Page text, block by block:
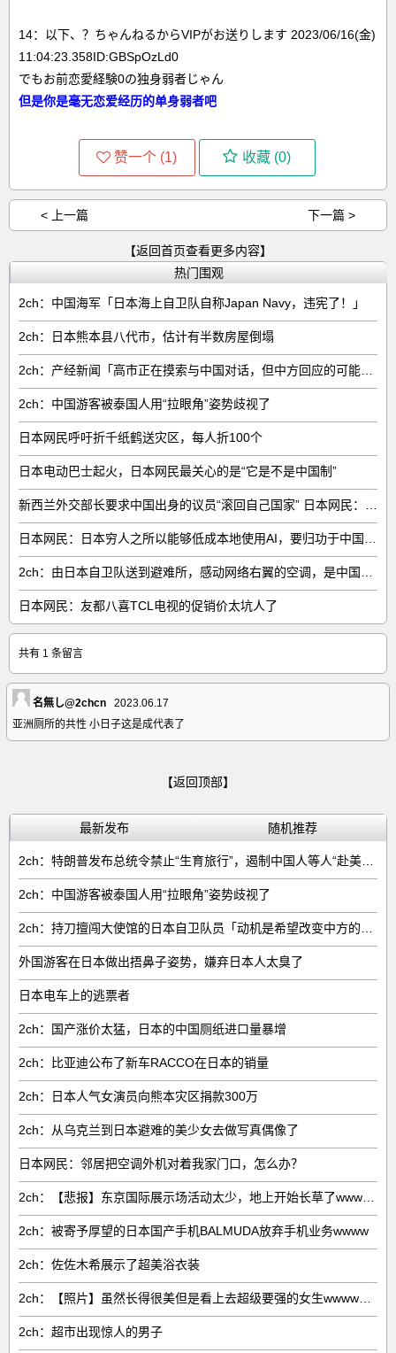
14：以下、？ちゃんねるからVIPがお送りします 2023/06/16(金)
11:04:23.358ID:GBSpOzLd0
でもお前恋愛経験0の独身弱者じゃん
但是你是毫无恋爱经历的单身弱者吧
赞一个 (1) 收藏 (0)
< 上一篇 下一篇 >
【返回首页查看更多内容】
热门围观
2ch：中国海军「日本海上自卫队自称Japan Navy，违宪了！」
2ch：日本熊本县八代市，估计有半数房屋倒塌
2ch：中国游客被泰国人用“拉眼角”姿势歧视了
日本网民呼吁折千纸鹤送灾区，每人折100个
日本电动巴士起火，日本网民最关心的是“它是不是中国制”
日本网民：友都八喜TCL电视的促销价太坑人了
共有 1 条留言
名無し@2chcn
2023.06.17
亚洲厕所的共性 小日子这是成代表了
【返回顶部】
最新发布 随机推荐
2ch：中国游客被泰国人用“拉眼角”姿势歧视了
外国游客在日本做出捂鼻子姿势，嫌弃日本人太臭了
日本电车上的逃票者
2ch：国产涨价太猛，日本的中国厕纸进口量暴增
2ch：比亚迪公布了新车RACCO在日本的销量
2ch：日本人气女演员向熊本灾区捐款300万
2ch：从乌克兰到日本避难的美少女去做写真偶像了
日本网民：邻居把空调外机对着我家门口，怎么办？
2ch：被寄予厚望的日本国产手机BALMUDA放弃手机业务wwww
2ch：佐佐木希展示了超美浴衣装
2ch：超市出现惊人的男子